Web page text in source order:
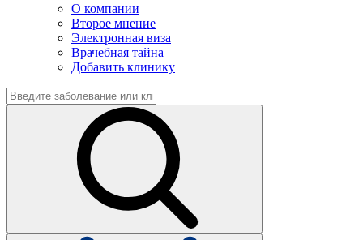
О компании
Второе мнение
Электронная виза
Врачебная тайна
Добавить клинику